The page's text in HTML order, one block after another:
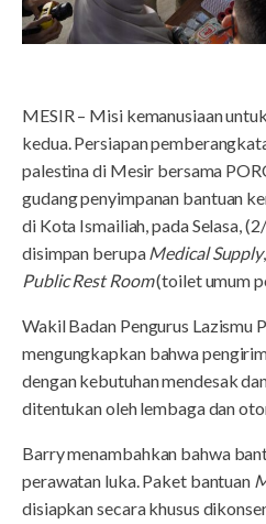
MESIR – Misi kemanusiaan
kedua. Persiapan
palestina di Mesir bersama
gudang penyimpanan bantuan
di Kota Ismailiah, pada Selasa,
disimpan berupaMedical Supply,
Public Rest Room(toilet umum
Wakil Badan Pengurus Lazismu
mengungkapkan bahwa
dengan kebutuhan mendesak
ditentukan oleh lembaga dan
Barry menambahkan bahwa
perawatan luka. Paket bantuan
disiapkan secara khusus